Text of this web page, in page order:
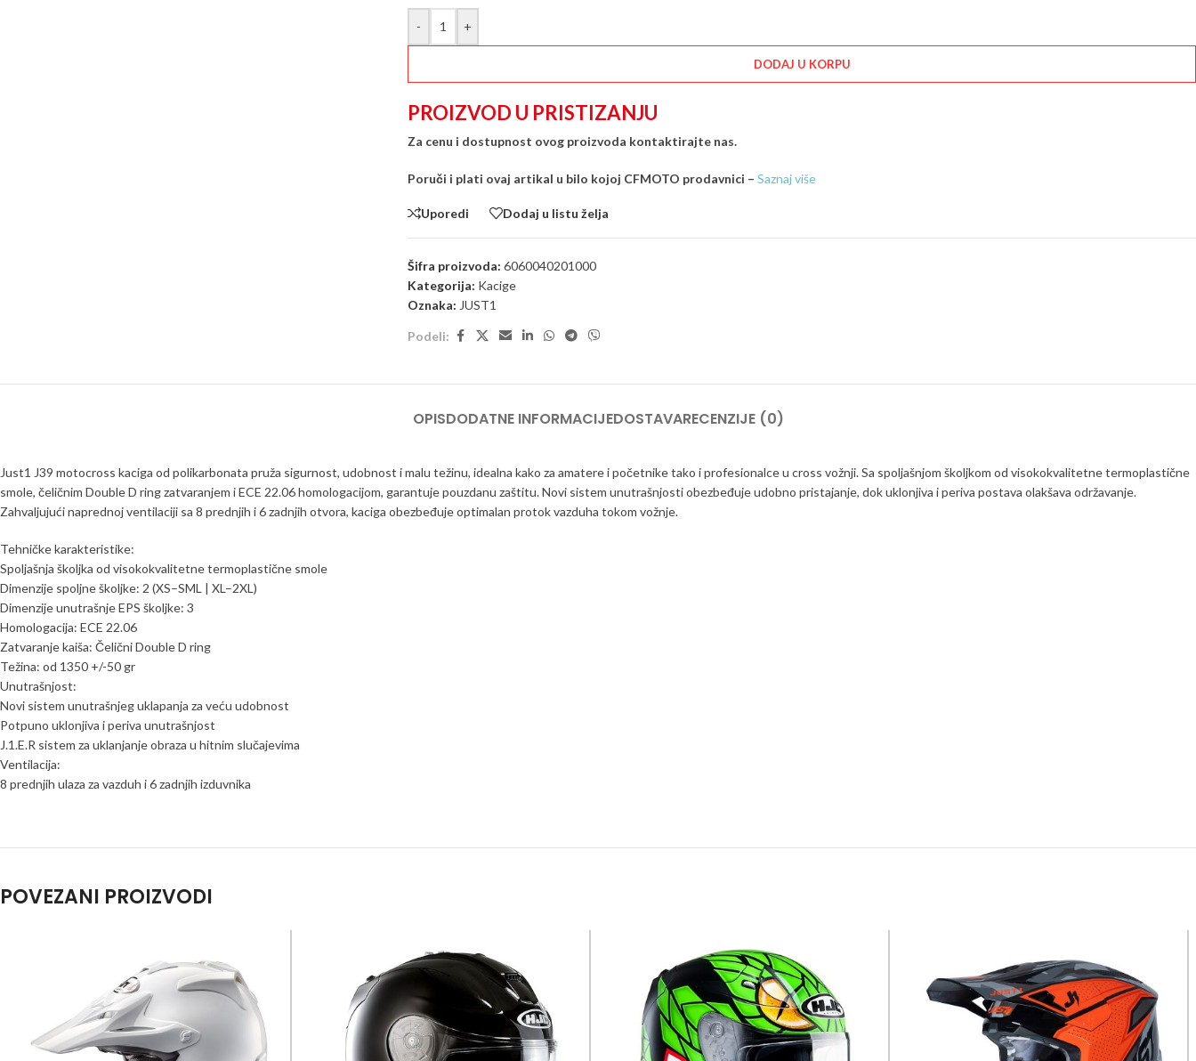
- +
DODAJ U KORPU
PROIZVOD U PRISTIZANJU
Za cenu i dostupnost ovog proizvoda kontaktirajte nas.
Poruči i plati ovaj artikal u bilo kojoj CFMOTO prodavnici – Saznaj više
Uporedi Dodaj u listu želja
Šifra proizvoda: 6060040201000
Kategorija: Kacige
Oznaka: JUST1
Podeli:
OPISDODATNE INFORMACIJEDOSTAVARECENZIJE (0)
Just1 J39 motocross kaciga od polikarbonata pruža sigurnost, udobnost i malu težinu, idealna kako za amatere i početnike tako i profesionalce u cross vožnji. Sa spoljašnjom školjkom od visokokvalitetne termoplastične
smole, čeličnim Double D ring zatvaranjem i ECE 22.06 homologacijom, garantuje pouzdanu zaštitu. Novi sistem unutrašnjosti obezbeđuje udobno pristajanje, dok uklonjiva i periva postava olakšava održavanje.
Zahvaljujući naprednoj ventilaciji sa 8 prednjih i 6 zadnjih otvora, kaciga obezbeđuje optimalan protok vazduha tokom vožnje.
Tehničke karakteristike:
Spoljašnja školjka od visokokvalitetne termoplastične smole
Dimenzije spoljne školjke: 2 (XS–SML | XL–2XL)
Dimenzije unutrašnje EPS školjke: 3
Homologacija: ECE 22.06
Zatvaranje kaiša: Čelični Double D ring
Težina: od 1350 +/-50 gr
Unutrašnjost:
Novi sistem unutrašnjeg uklapanja za veću udobnost
Potpuno uklonjiva i periva unutrašnjost
J.1.E.R sistem za uklanjanje obraza u hitnim slučajevima
Ventilacija:
8 prednjih ulaza za vazduh i 6 zadnjih izduvnika
POVEZANI PROIZVODI